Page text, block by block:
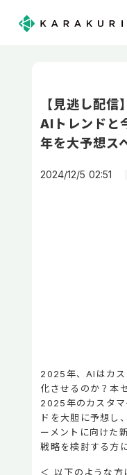
【見逃し配
AIトレンドと
年を大予想ス
2024/12/5 02:51
2025年、AIはカス
化させるのか？本
2025年のカスタマ
ドを大胆に予想し
ーメントに向けた
戦略を検討する方
＜ 以下のような方